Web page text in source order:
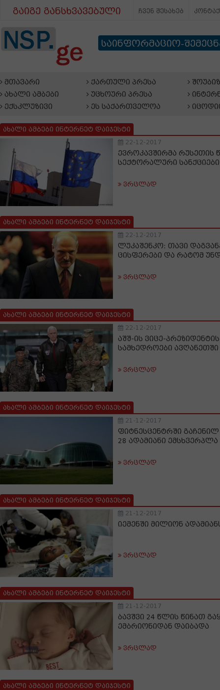
გაიგე განსხვავებული ჩვენ შესახებ
საინფორმაციო-
მთავარი
ახალი ამბები
ექსკლუზივი
ქართული პრესა
უცხოური პრესა
ეს საქართველოა
ახალი ამბები ინტერნეტ დაიჯესტი
22-12-2017
ევროკავშირმა რუსეთის
სექტორალური
ვრცლად
ახალი ამბები ინტერნეტ დაიჯესტი
22-12-2017
ლუკაშენკო: თავი
ცისფერები და რატომ
ვრცლად
ახალი ამბები ინტერნეტ დაიჯესტი
22-12-2017
აშშ-ის ვიცე-
სამხედროები
ვრცლად
ახალი ამბები ინტერნეტ დაიჯესტი
21-12-2017
ფიტნესცენტრში
28 ადამიანი ემსხვერპლა
ვრცლად
ახალი ამბები ინტერნეტ დაიჯესტი
21-12-2017
იემენში მილიონ
ვრცლად
ახალი ამბები ინტერნეტ დაიჯესტი
21-12-2017
ბავშვი 24 წლის წინათ
ემბრიონიდან დაიბადა
ვრცლად
ახალი ამბები ინტერნეტ დაიჯესტი